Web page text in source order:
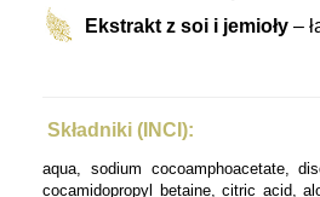
Ekstrakt z soi i jemioły –
Składniki (INCI):
aqua, sodium cocoamphoacetate,
cocamidopropyl betaine, citric acid,